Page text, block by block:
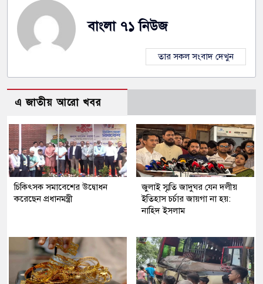
বাংলা ৭১ নিউজ
তার সকল সংবাদ দেখুন
এ জাতীয় আরো খবর
চিকিৎসক সমাবেশের উদ্বোধন
করেছেন প্রধানমন্ত্রী
জুলাই স্মৃতি জাদুঘর যেন দলীয়
ইতিহাস চর্চার জায়গা না হয়:
নাহিদ ইসলাম